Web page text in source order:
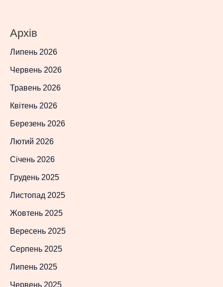
Архів
Липень 2026
Червень 2026
Травень 2026
Квітень 2026
Березень 2026
Лютий 2026
Січень 2026
Грудень 2025
Листопад 2025
Жовтень 2025
Вересень 2025
Серпень 2025
Липень 2025
Червень 2025